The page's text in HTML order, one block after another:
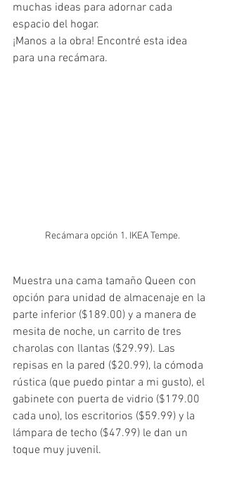
muchas ideas para adornar cada
espacio del hogar.
¡Manos a la obra! Encontré esta idea
para una recámara.
Recámara opción 1. IKEA Tempe.
Muestra una cama tamaño Queen con
opción para unidad de almacenaje en la
parte inferior ($189.00) y a manera de
mesita de noche, un carrito de tres
charolas con llantas ($29.99). Las
repisas en la pared ($20.99), la cómoda
rústica (que puedo pintar a mi gusto), el
gabinete con puerta de vidrio ($179.00
cada uno), los escritorios ($59.99) y la
lámpara de techo ($47.99) le dan un
toque muy juvenil.